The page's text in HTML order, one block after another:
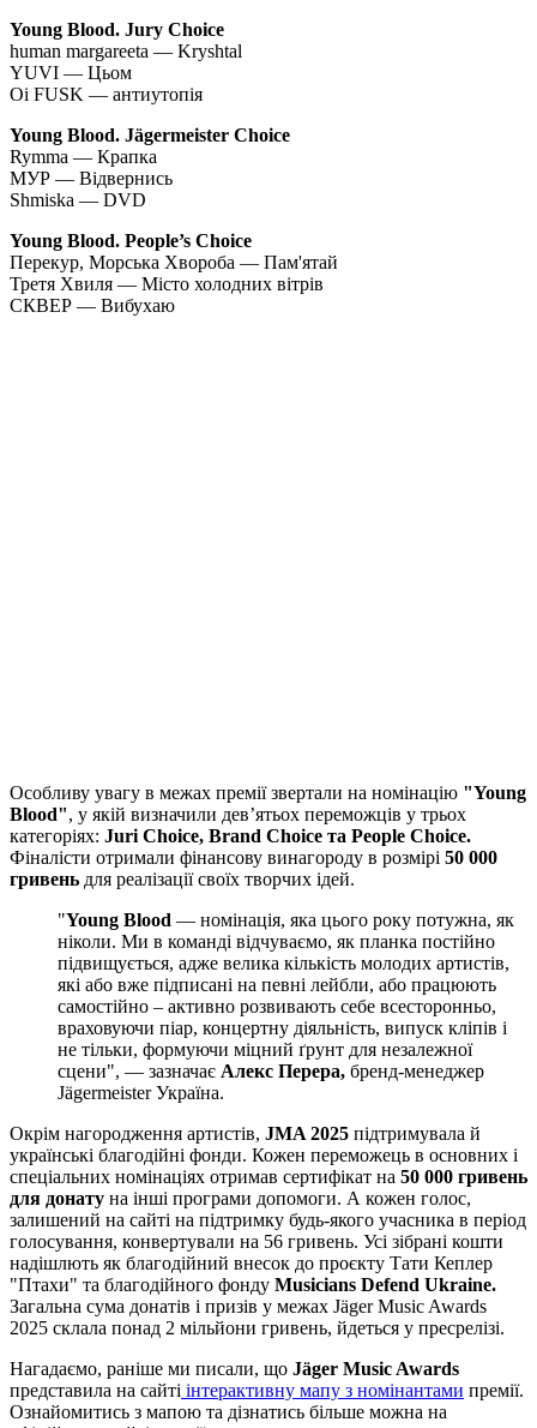
Young Blood. Jury Choice
human margareeta — Kryshtal
YUVI — Цьом
Oi FUSK — антиутопія
Young Blood. Jägermeister Choice
Rymma — Крапка
МУР — Відвернись
Shmiska — DVD
Young Blood. People’s Choice
Перекур, Морська Хвороба — Пам'ятай
Третя Хвиля — Місто холодних вітрів
СКВЕР — Вибухаю
Особливу увагу в межах премії звертали на номінацію "Young
Blood", у якій визначили дев’ятьох переможців у трьох
категоріях: Juri Choice, Brand Choice та People Choice.
Фіналісти отримали фінансову винагороду в розмірі 50 000
гривень для реалізації своїх творчих ідей.
"Young Blood — номінація, яка цього року потужна, як
ніколи. Ми в команді відчуваємо, як планка постійно
підвищується, адже велика кількість молодих артистів,
які або вже підписані на певні лейбли, або працюють
самостійно – активно розвивають себе всесторонньо,
враховуючи піар, концертну діяльність, випуск кліпів і
не тільки, формуючи міцний ґрунт для незалежної
сцени", — зазначає Алекс Перера, бренд-менеджер
Jägermeister Україна.
Окрім нагородження артистів, JMA 2025 підтримувала й
українські благодійні фонди. Кожен переможець в основних і
спеціальних номінаціях отримав сертифікат на 50 000 гривень
для донату на інші програми допомоги. А кожен голос,
залишений на сайті на підтримку будь-якого учасника в період
голосування, конвертували на 56 гривень. Усі зібрані кошти
надішлють як благодійний внесок до проєкту Тати Кеплер
"Птахи" та благодійного фонду Musicians Defend Ukraine.
Загальна сума донатів і призів у межах Jäger Music Awards
2025 склала понад 2 мільйони гривень, йдеться у пресрелізі.
Нагадаємо, раніше ми писали, що Jäger Music Awards
представила на сайті інтерактивну мапу з номінантами премії.
Ознайомитись з мапою та дізнатись більше можна на